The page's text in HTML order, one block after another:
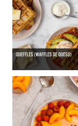
QUEFFLES (WAFFLES DE QUESO)